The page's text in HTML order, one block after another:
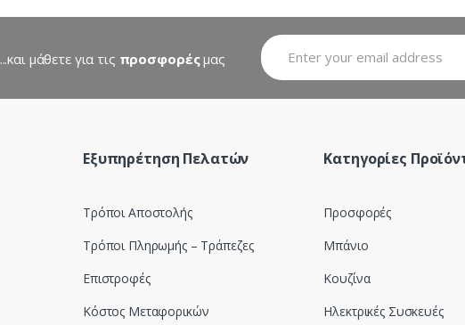
...και μάθετε για τις προσφορέςμας
Εξυπηρέτηση Πελατών
Τρόποι Αποστολής
Τρόποι Πληρωμής – Τράπεζες
Επιστροφές
Κόστος Μεταφορικών
Κατηγορίες
Προσφορές
Μπάνιο
Κουζίνα
Ηλεκτρικές Συσκευές